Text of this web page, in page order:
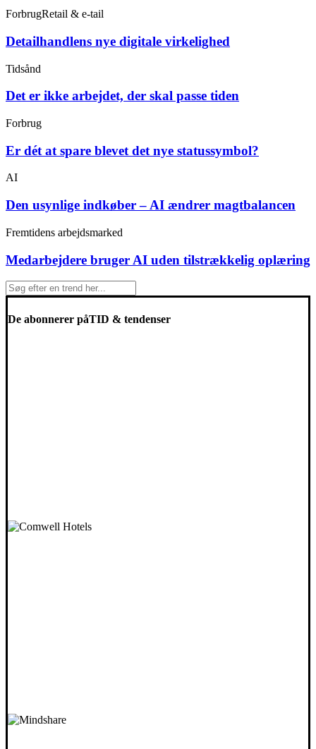
ForbrugRetail & e-tail
Detailhandlens nye digitale virkelighed
Tidsånd
Det er ikke arbejdet, der skal passe tiden
Forbrug
Er dét at spare blevet det nye statussymbol?
AI
Den usynlige indkøber – AI ændrer magtbalancen
Fremtidens arbejdsmarked
Medarbejdere bruger AI uden tilstrækkelig oplæring
De abonnerer påTID & tendenser